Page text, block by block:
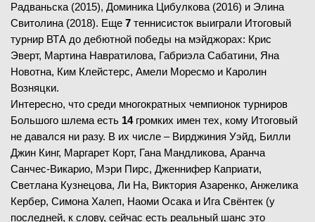
Радваньска (2015), Доминика Цибулкова (2016) и Элина
Свитолина (2018). Еще 7 теннисисток выиграли Итоговый
турнир ВТА до дебютной победы на мэйджорах: Крис
Эверт, Мартина Навратилова, Габриэла Сабатини, Яна
Новотна, Ким Клейстерс, Амели Моресмо и Каролин
Возняцки.
Интересно, что среди многократных чемпионок турниров
Большого шлема есть 14громких имен тех, кому Итоговый
не давался ни разу. В их числе – Вирджиния Уэйд, Билли
Джин Кинг, Маргарет Корт, Гана Мандликова, Аранча
Санчес-Викарио, Мэри Пирс, Дженнифер Каприати,
Светлана Кузнецова, Ли На, Виктория Азаренко, Анжелика
Кербер, Симона Халеп, Наоми Осака и Ига Свёнтек (у
последней, к слову, сейчас есть реальный шанс это